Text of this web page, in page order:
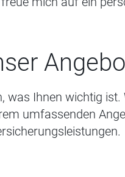
was Ihnen wichtig ist.
umfassenden